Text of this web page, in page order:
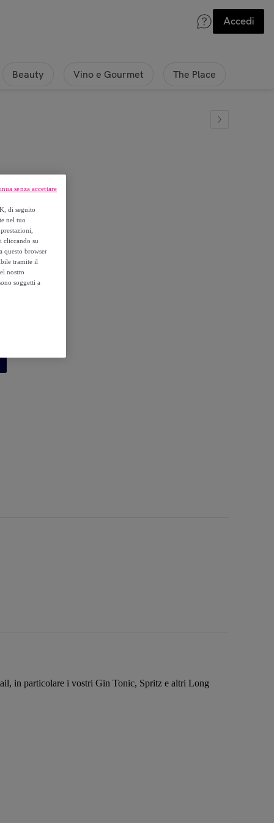
Accedi
Beauty Vino e Gourmet The Place
in particolare i vostri Gin Tonic, Spritz e altri Long
di seguito
nel tuo
cliccando su
questo browser
tramite il
nostro
soggetti a
senza accettare